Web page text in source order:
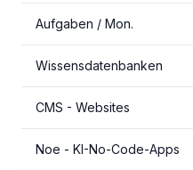
Aufgaben / Mon.
Wissensdatenbanken
CMS - Websites
Noe - KI-No-Code-Apps